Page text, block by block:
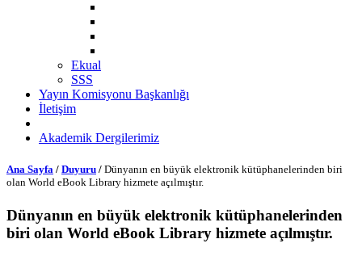
Ekual
SSS
Yayın Komisyonu Başkanlığı
İletişim
Akademik Dergilerimiz
Ana Sayfa / Duyuru / Dünyanın en büyük elektronik kütüphanelerinden biri
olan World eBook Library hizmete açılmıştır.
Dünyanın en büyük elektronik kütüphanelerinden
biri olan World eBook Library hizmete açılmıştır.